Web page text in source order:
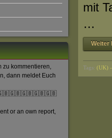
zu kommentieren,
dann meldet Euch
or an own report,
mit
…
Weiter
Tags: (UK) -